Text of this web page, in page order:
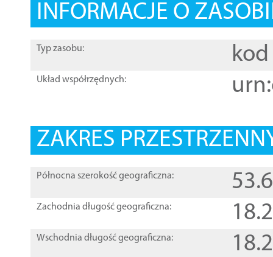
INFORMACJE O
Typ zasobu: kod
Układ współrzędnych:
ZAKRES
Północna szerokość geograficzna:
Zachodnia długość geograficzna:
Wschodnia długość geograficzna: